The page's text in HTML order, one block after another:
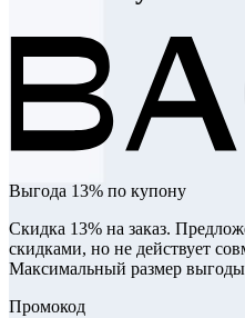
Выгода 13% по купону
Скидка 13% на заказ.
скидками, но не действует
Максимальный размер
Промокод